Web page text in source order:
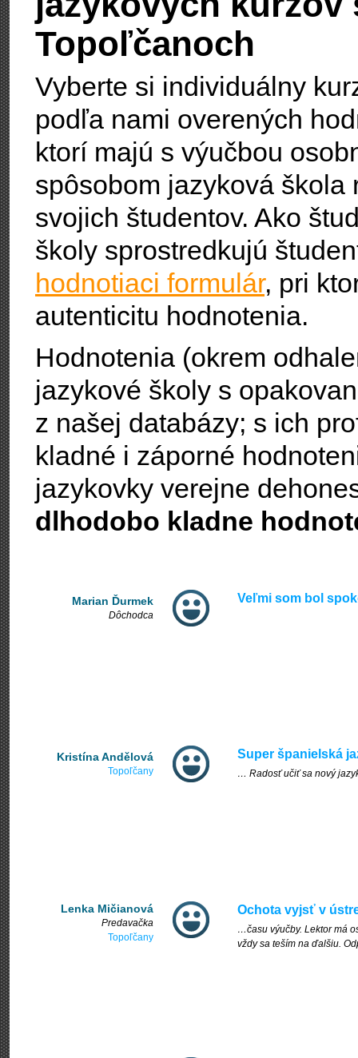
Topoľčanoch
Vyberte si individuálny
podľa nami overených
ktorí majú s výučbou
spôsobom jazyková
svojich študentov. Ako
školy sprostredkujú
hodnotiaci formulár, pri
autenticitu hodnotenia.
Hodnotenia (okrem
jazykové školy s
z našej databázy; s ich
kladné i záporné
jazykovky verejne
dlhodobo kladne
Marian Ďurmek
Dôchodca
Veľmi som bol
Kristína Andělová
Topoľčany
Super španielská
… Radosť učiť sa nový
Lenka Mičianová
Predavačka
Topoľčany
Ochota vyjsť v
…času výučby. Lektor má
vždy sa teším na ďalšiu.